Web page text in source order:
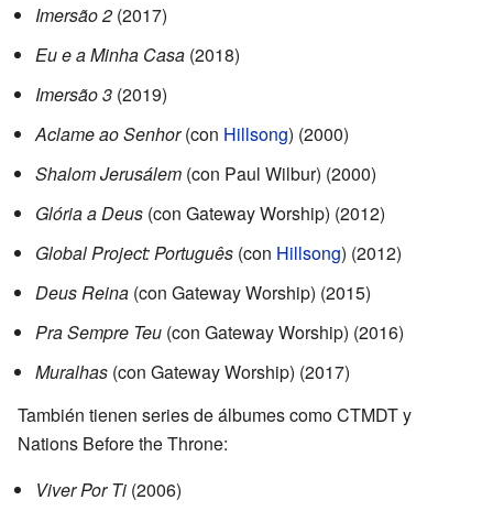
Imersão 2 (2017)
Eu e a Minha Casa (2018)
Imersão 3 (2019)
Aclame ao Senhor(con Hillsong) (2000)
Shalom Jerusálem (con Paul Wilbur) (2000)
Glória a Deus (con Gateway Worship) (2012)
Global Project: Português (con Hillsong) (2012)
Deus Reina (con Gateway Worship) (2015)
Pra Sempre Teu (con Gateway Worship) (2016)
Muralhas (con Gateway Worship) (2017)
También tienen series de álbumes como CTMDT y
Nations Before the Throne:
Viver Por Ti (2006)